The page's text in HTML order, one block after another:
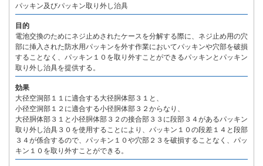
パッキン及びパッキン取り外し治具
目的
電池交換のためにネジ止めされたケースを分解する際に、ネジ止め用の穴
部に挿入された防水用パッキンを外す作業においてパッキンや穴部を破損
することなく、パッキン１０を取り外すことができるパッキンとパッキン
取り外し治具を提供する。
効果
大径空洞部１１に適合する大径胴体部３１と、
小径空洞部１２に適合する小径胴体部３２からなり、
大径胴体部３１と小径胴体部３２の接合部３３に段部３４があるパッキン
取り外し治具３０を使用することにより、パッキン１０の段差１４と段部
３４が係合するので、パッキン１０や穴部２３を破損することなく、パッ
キン１０を取り外すことができる。